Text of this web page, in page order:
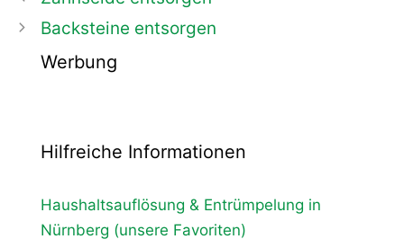
Navigation
Backsteine entsorgen
Werbung
Hilfreiche Informationen
Haushaltsauflösung & Entrümpelung in
Nürnberg (unsere Favoriten)